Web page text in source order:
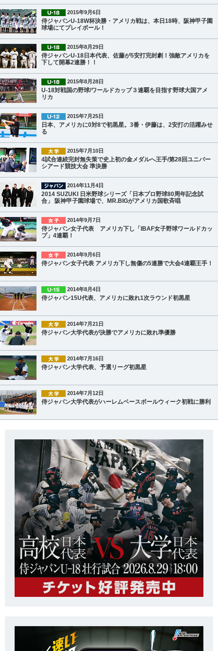
2015年9月6日
侍ジャパンU-18W杯決勝・アメリカ戦は、本日18時、阪神甲子園
球場にてプレイボール！
2015年8月29日
侍ジャパンU-18日本代表、佐藤が5安打完封劇！強敵アメリカを
下して開幕2連勝！！
2015年8月28日
U-18対戦国の野球/ワールドカップ３連覇を目指す野球大国アメ
リカ
2015年7月25日
日本、アメリカに0対8で初黒星。3番・伊藤は、2安打の活躍みせ
る
2015年7月10日
4試合連続完封無失策で史上初の金メダルへ王手/第28回ユニバー
シアード競技大会 準決勝
2014年11月4日
2014 SUZUKI 日米野球シリーズ「日本プロ野球80周年記念試
合」 阪神甲子園球場で、MR.BIGがアメリカ国歌斉唱
2014年9月7日
侍ジャパン女子代表 アメリカ下し「IBAF女子野球ワールドカッ
プ」4連覇！
2014年9月6日
侍ジャパン女子代表 アメリカ下し無傷の5連勝で大会4連覇王手！
2014年8月4日
侍ジャパン15U代表、アメリカに敗れ1次ラウンド初黒星
2014年7月21日
侍ジャパン大学代表が決勝でアメリカに敗れ準優勝
2014年7月16日
侍ジャパン大学代表、予選リーグ初黒星
2014年7月12日
侍ジャパン大学代表がハーレムベースボールウィーク初戦に勝利